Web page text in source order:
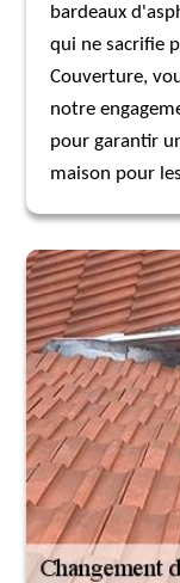
bardeaux
qui ne sacrifie
Couverture,
notre
pour garantir
maison pour